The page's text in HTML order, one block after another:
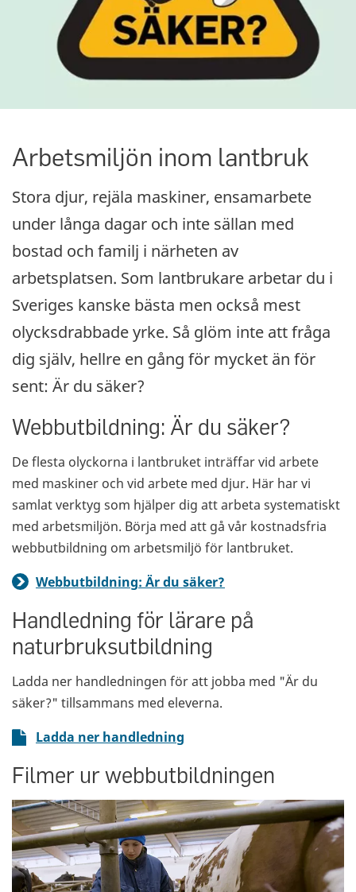
Arbetsmiljön inom lantbruk
Stora djur, rejäla maskiner, ensamarbete
under långa dagar och inte sällan med
bostad och familj i närheten av
arbetsplatsen. Som lantbrukare arbetar du i
Sveriges kanske bästa men också mest
olycksdrabbade yrke. Så glöm inte att fråga
dig själv, hellre en gång för mycket än för
sent: Är du säker?
Webbutbildning: Är du säker?
De flesta olyckorna i lantbruket inträffar vid arbete
med maskiner och vid arbete med djur. Här har vi
samlat verktyg som hjälper dig att arbeta systematiskt
med arbetsmiljön. Börja med att gå vår kostnadsfria
webbutbildning om arbetsmiljö för lantbruket.
Webbutbildning: Är du säker?
Handledning för lärare på
naturbruksutbildning
Ladda ner handledningen för att jobba med "Är du
säker?" tillsammans med eleverna.
Ladda ner handledning
Filmer ur webbutbildningen